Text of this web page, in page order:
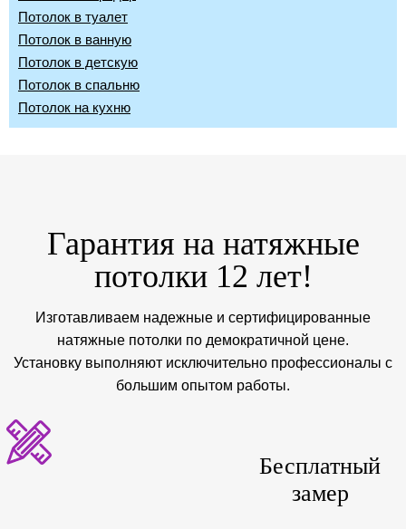
Потолок в туалет
Потолок в ванную
Потолок в детскую
Потолок в спальню
Потолок на кухню
Гарантия на натяжные
потолки 12 лет!
Изготавливаем надежные и сертифицированные
натяжные потолки по демократичной цене.
Установку выполняют исключительно профессионалы с
большим опытом работы.
Бесплатный
замер